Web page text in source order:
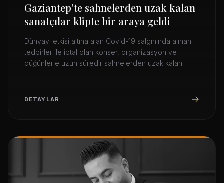
Gaziantep’te sahnelerden uzak kalan
sanatçılar klipte bir araya geldi
Dünyayı etkisi altına alan Covid-19 salgınında alınan
tedbirler ile iptal olan konser, organizasyon ve
düğünlerle uzun süredir sahnelerden uzak kalan
beklediklerini kaydetti.
DETAYLAR